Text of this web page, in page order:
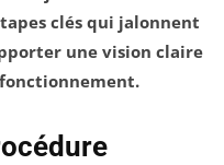
clés qui jalonnent
une vision claire